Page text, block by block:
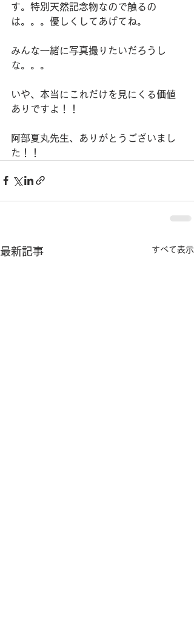
す。特別天然記念物なので触るの
は。。。優しくしてあげてね。
みんな一緒に写真撮りたいだろうし
な。。。
いや、本当にこれだけを見にくる価値
ありですよ！！
阿部夏丸先生、ありがとうございまし
た！！
最新記事 すべて表示